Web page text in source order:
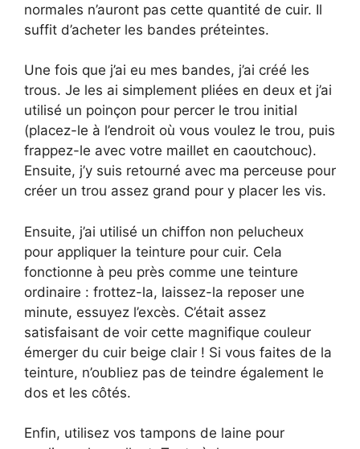
normales n’auront pas cette quantité de cuir. Il
suffit d’acheter les bandes préteintes.
Une fois que j’ai eu mes bandes, j’ai créé les
trous. Je les ai simplement pliées en deux et j’ai
utilisé un poinçon pour percer le trou initial
(placez-le à l’endroit où vous voulez le trou, puis
frappez-le avec votre maillet en caoutchouc).
Ensuite, j’y suis retourné avec ma perceuse pour
créer un trou assez grand pour y placer les vis.
Ensuite, j’ai utilisé un chiffon non pelucheux
pour appliquer la teinture pour cuir. Cela
fonctionne à peu près comme une teinture
ordinaire : frottez-la, laissez-la reposer une
minute, essuyez l’excès. C’était assez
satisfaisant de voir cette magnifique couleur
émerger du cuir beige clair ! Si vous faites de la
teinture, n’oubliez pas de teindre également le
dos et les côtés.
Enfin, utilisez vos tampons de laine pour